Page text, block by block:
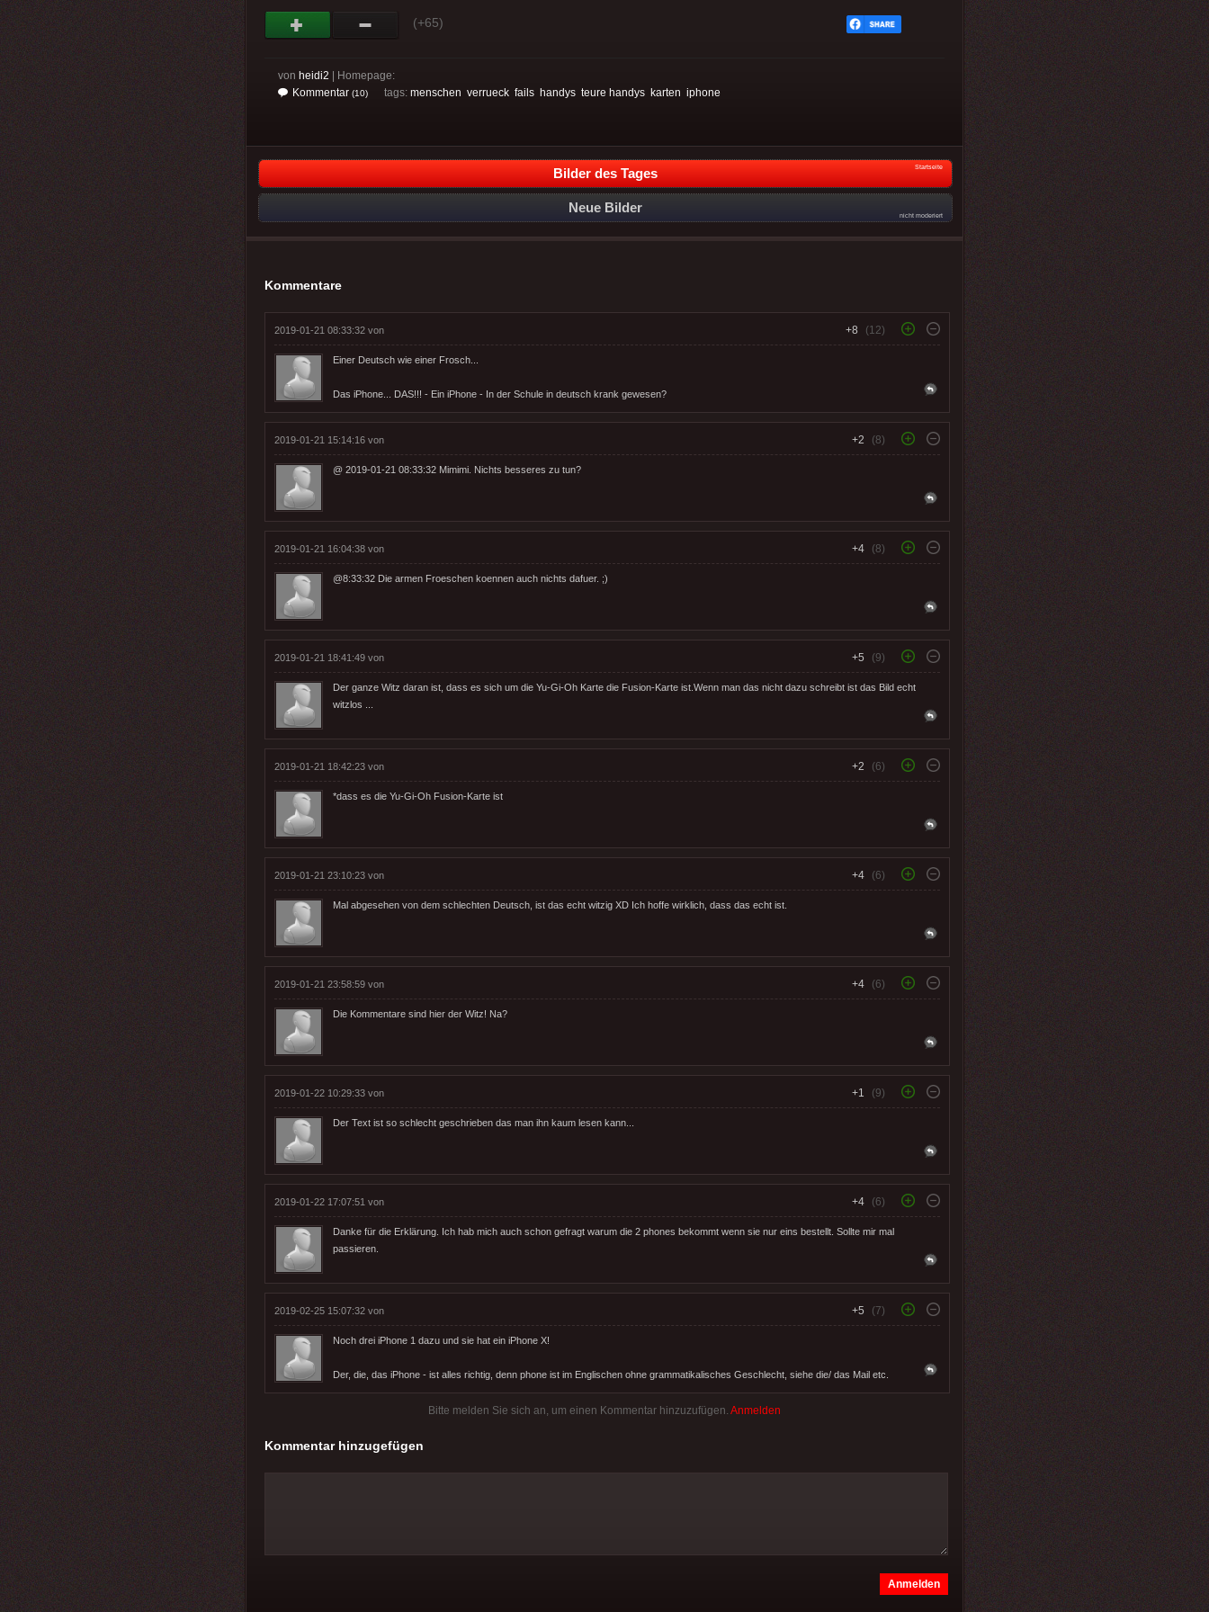
(+65)
von heidi2 | Homepage:
Kommentar (10) tags: menschen verrueck fails handys teure handys karten iphone
Bilder des Tages Startseite
Neue Bilder
nicht moderiert
Kommentare
2019-01-21 08:33:32 von +8 (12)
Einer Deutsch wie einer Frosch...
Das iPhone... DAS!!! - Ein iPhone - In der Schule in deutsch krank gewesen?
2019-01-21 15:14:16 von +2 (8)
@ 2019-01-21 08:33:32 Mimimi. Nichts besseres zu tun?
2019-01-21 16:04:38 von +4 (8)
@8:33:32 Die armen Froeschen koennen auch nichts dafuer. ;)
2019-01-21 18:41:49 von +5 (9)
Der ganze Witz daran ist, dass es sich um die Yu-Gi-Oh Karte die Fusion-Karte ist.Wenn man das nicht dazu schreibt ist das Bild echt
witzlos ...
2019-01-21 18:42:23 von +2 (6)
*dass es die Yu-Gi-Oh Fusion-Karte ist
2019-01-21 23:10:23 von +4 (6)
Mal abgesehen von dem schlechten Deutsch, ist das echt witzig XD Ich hoffe wirklich, dass das echt ist.
2019-01-21 23:58:59 von +4 (6)
Die Kommentare sind hier der Witz! Na?
2019-01-22 10:29:33 von +1 (9)
Der Text ist so schlecht geschrieben das man ihn kaum lesen kann...
2019-01-22 17:07:51 von +4 (6)
Danke für die Erklärung. Ich hab mich auch schon gefragt warum die 2 phones bekommt wenn sie nur eins bestellt. Sollte mir mal
passieren.
2019-02-25 15:07:32 von +5 (7)
Noch drei iPhone 1 dazu und sie hat ein iPhone X!
Der, die, das iPhone - ist alles richtig, denn phone ist im Englischen ohne grammatikalisches Geschlecht, siehe die/ das Mail etc.
Bitte melden Sie sich an, um einen Kommentar hinzuzufügen. Anmelden
Kommentar hinzugefügen